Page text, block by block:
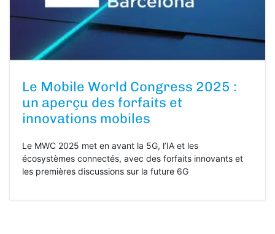
Le Mobile World Congress 2025 :
un aperçu des forfaits et
innovations mobiles
Le MWC 2025 met en avant la 5G, l’IA et les
écosystèmes connectés, avec des forfaits innovants et
les premières discussions sur la future 6G